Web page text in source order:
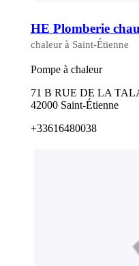
HE Plomberie
chaleur à Saint-Étienne
Pompe à chaleur
71 B RUE DE LA
42000 Saint-Étienne
+33616480038